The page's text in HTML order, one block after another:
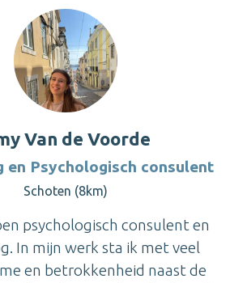
Van de Voorde
en Psychologisch consulent
Schoten (8km)
psychologisch consulent en
In mijn werk sta ik met veel
en betrokkenheid naast de